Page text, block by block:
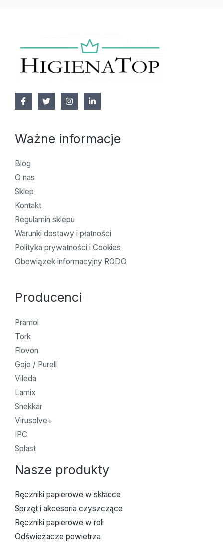
Ważne informacje
Blog
O nas
Sklep
Kontakt
Regulamin sklepu
Warunki dostawy i płatności
Polityka prywatności i Cookies
Obowiązek informacyjny RODO
Producenci
Pramol
Tork
Flovon
Gojo / Purell
Vileda
Lamix
Snekkar
Virusolve+
IPC
Splast
Nasze produkty
Ręczniki papierowe w składce
Sprzęt i akcesoria czyszczące
Ręczniki papierowe w roli
Odświeżacze powietrza